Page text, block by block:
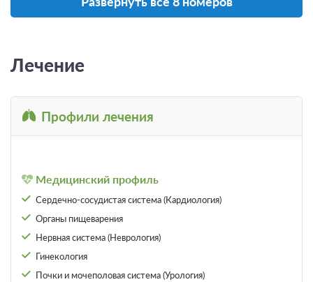
всего 7 предложений
Место в номере Эконом 2-местный 1-
комнатный
Лечение
Профили лечения
Медицинский профиль
Сердечно-сосудистая система (Кардиология)
Органы пищеварения
Нервная система (Неврология)
Гинекология
Почки и мочеполовая система (Урология)